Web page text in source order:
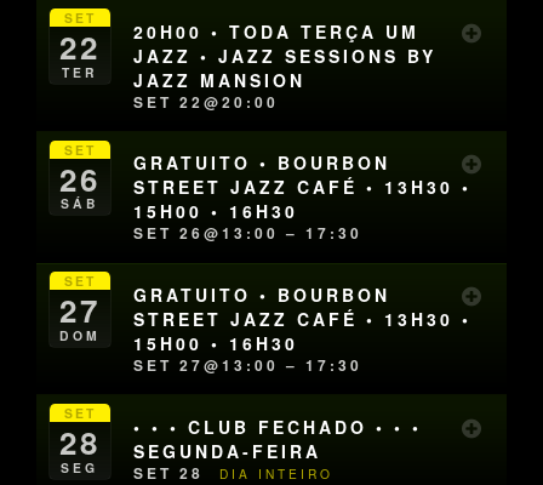
SET
22
TER
20H00 • TODA TERÇA UM
JAZZ • JAZZ SESSIONS BY
JAZZ MANSION
SET 22@20:00
SET
26
SÁB
GRATUITO • BOURBON
STREET JAZZ CAFÉ • 13H30 •
15H00 • 16H30
SET 26@13:00 – 17:30
SET
27
DOM
GRATUITO • BOURBON
STREET JAZZ CAFÉ • 13H30 •
15H00 • 16H30
SET 27@13:00 – 17:30
SET
28
SEG
• • • CLUB FECHADO • • •
SEGUNDA-FEIRA
SET 28 DIA INTEIRO